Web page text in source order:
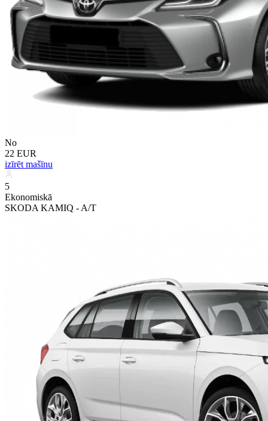
No
22 EUR
izīrēt mašīnu
5
Ekonomiskā
SKODA KAMIQ - A/T